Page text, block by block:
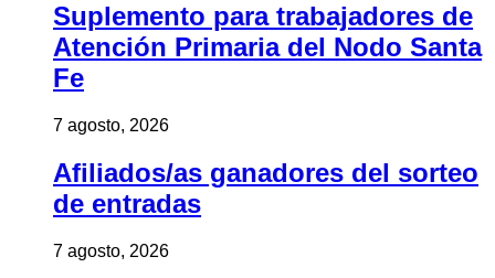
Suplemento para trabajadores de
Atención Primaria del Nodo Santa
Fe
7 agosto, 2026
Afiliados/as ganadores del sorteo
de entradas
7 agosto, 2026